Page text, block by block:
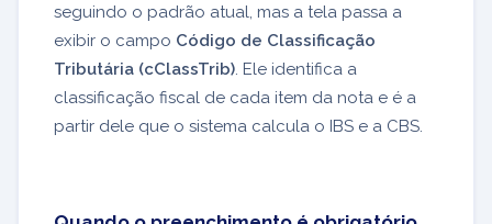
seguindo o padrão atual, mas a tela passa a
exibir o campo Código de Classificação
Tributária (cClassTrib) . Ele identifica a
classificação fiscal de cada item da nota e é a
partir dele que o sistema calcula o IBS e a CBS.